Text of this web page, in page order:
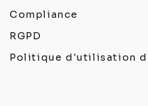
Compliance
RGPD
Politique d'utilisation